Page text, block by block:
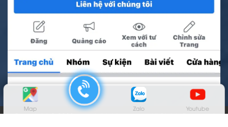
Map Zalo Youtube
Copyright © 2022 panelchinhhang.vn. All Rights Reserved